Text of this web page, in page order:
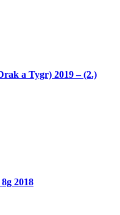
a Tygr) 2019 – (2.)
2018